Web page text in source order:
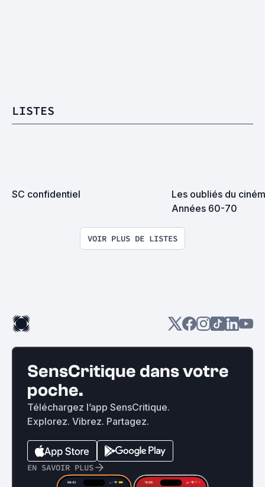
LISTES
SC confidentiel
Les oubliés du
Années 60-70
VOIR PLUS DE LISTES
SensCritique dans votre
poche.
Téléchargez l’app SensCritique.
Explorez. Vibrez. Partagez.
EN SAVOIR PLUS